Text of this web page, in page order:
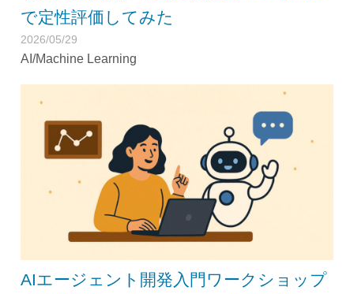
で定性評価してみた
2026/05/29
AI/Machine Learning
AIエージェント開発入門ワークショップ